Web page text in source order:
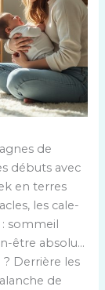
de
débuts avec
en terres
les cale-
sommeil
être absolu…
Derrière les
de